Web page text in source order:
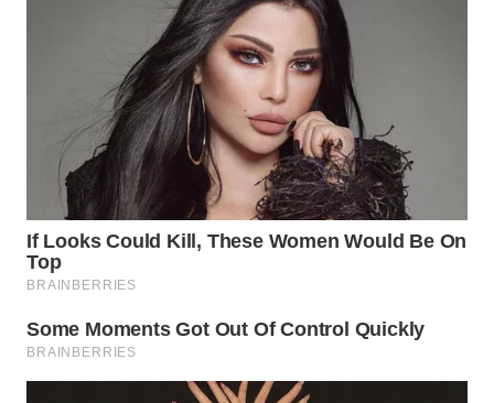
PURWAKARTA
WN
PRIANGAN
TIMUR
SEMARANG
SOLO